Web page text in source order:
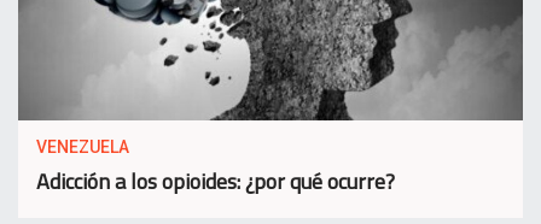
VENEZUELA
Adicción a los opioides: ¿por qué ocurre?